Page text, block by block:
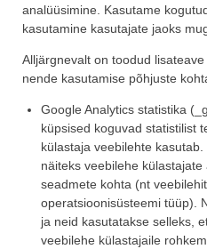
analüüsimine. Kasutame
kasutamine kasutajate jaoks
Alljärgnevalt on toodud
nende kasutamise põhjuste
Google Analytics statistika
küpsised koguvad statistilist
külastaja veebilehte
näiteks veebilehe
seadmete kohta (nt
operatsioonisüsteemi tüüp).
ja neid kasutatakse selleks,
veebilehe külastajaile